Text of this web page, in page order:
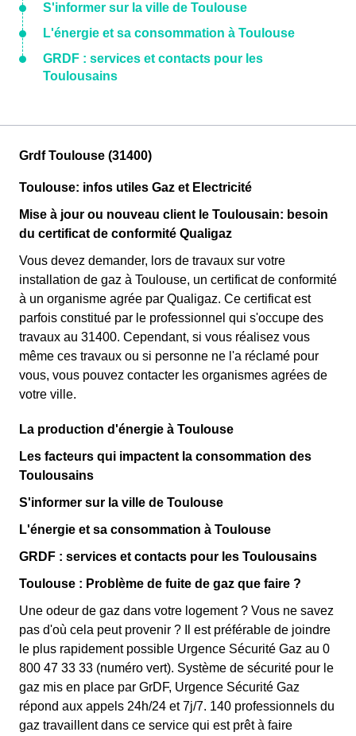
S'informer sur la ville de Toulouse
L'énergie et sa consommation à Toulouse
GRDF : services et contacts pour les
Toulousains
Grdf Toulouse (31400)
Toulouse: infos utiles Gaz et Electricité
Mise à jour ou nouveau client le Toulousain: besoin
du certificat de conformité Qualigaz
Vous devez demander, lors de travaux sur votre
installation de gaz à Toulouse, un certificat de conformité
à un organisme agrée par Qualigaz. Ce certificat est
parfois constitué par le professionnel qui s'occupe des
travaux au 31400. Cependant, si vous réalisez vous
même ces travaux ou si personne ne l'a réclamé pour
vous, vous pouvez contacter les organismes agrées de
votre ville.
La production d'énergie à Toulouse
Les facteurs qui impactent la consommation des
Toulousains
S'informer sur la ville de Toulouse
L'énergie et sa consommation à Toulouse
GRDF : services et contacts pour les Toulousains
Toulouse : Problème de fuite de gaz que faire ?
Une odeur de gaz dans votre logement ? Vous ne savez
pas d'où cela peut provenir ? Il est préférable de joindre
le plus rapidement possible Urgence Sécurité Gaz au 0
800 47 33 33 (numéro vert). Système de sécurité pour le
gaz mis en place par GrDF, Urgence Sécurité Gaz
répond aux appels 24h/24 et 7j/7. 140 professionnels du
gaz travaillent dans ce service qui est prêt à faire